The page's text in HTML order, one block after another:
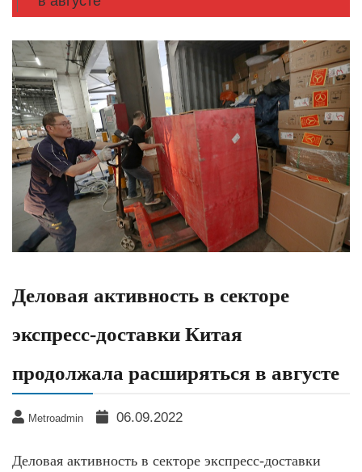
Деловая активность в секторе
экспресс-доставки Китая
продолжала расширяться в августе
Metroadmin 06.09.2022
Деловая активность в секторе экспресс-доставки